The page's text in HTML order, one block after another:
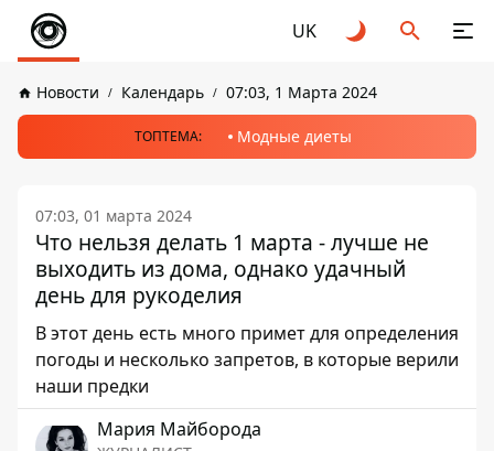
UK
Новости Календарь 07:03, 1 Марта 2024
ТОПТЕМА: Модные диеты
07:03, 01 марта 2024
Что нельзя делать 1 марта - лучше не
выходить из дома, однако удачный
день для рукоделия
В этот день есть много примет для определения
погоды и несколько запретов, в которые верили
наши предки
Мария Майборода